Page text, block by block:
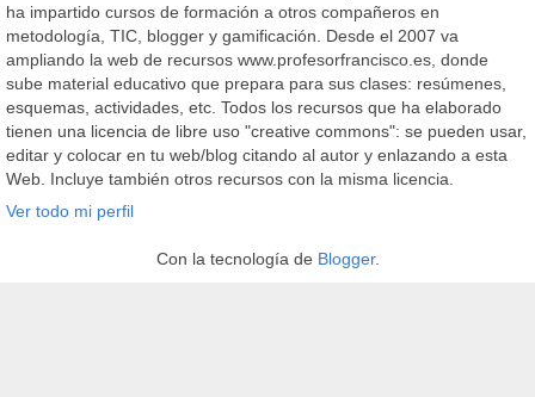
ha impartido cursos de formación a otros compañeros en
metodología, TIC, blogger y gamificación. Desde el 2007 va
ampliando la web de recursos www.profesorfrancisco.es, donde
sube material educativo que prepara para sus clases: resúmenes,
esquemas, actividades, etc. Todos los recursos que ha elaborado
tienen una licencia de libre uso "creative commons": se pueden usar,
editar y colocar en tu web/blog citando al autor y enlazando a esta
Web. Incluye también otros recursos con la misma licencia.
Ver todo mi perfil
Con la tecnología de Blogger.